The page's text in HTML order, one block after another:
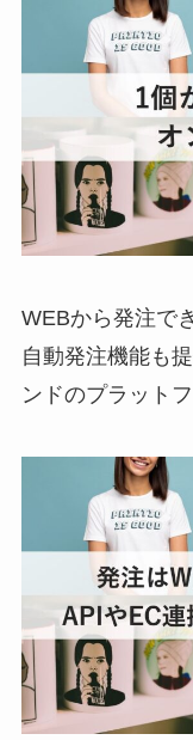
WEBから発注で
自動発注機能も
ンドのプラット